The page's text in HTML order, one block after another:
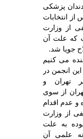
دندان پزشکی
از انتخابات
از وزارت
که علت آن
جویا شد.
می کنیم
انجمن در
تهران و
از سوی
و عدم اقدام
از وزارت
به علت
علمی آن